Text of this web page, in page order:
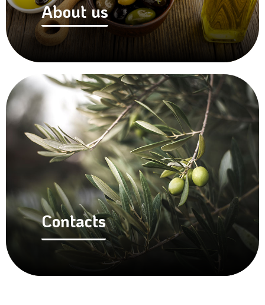
About us
Contacts